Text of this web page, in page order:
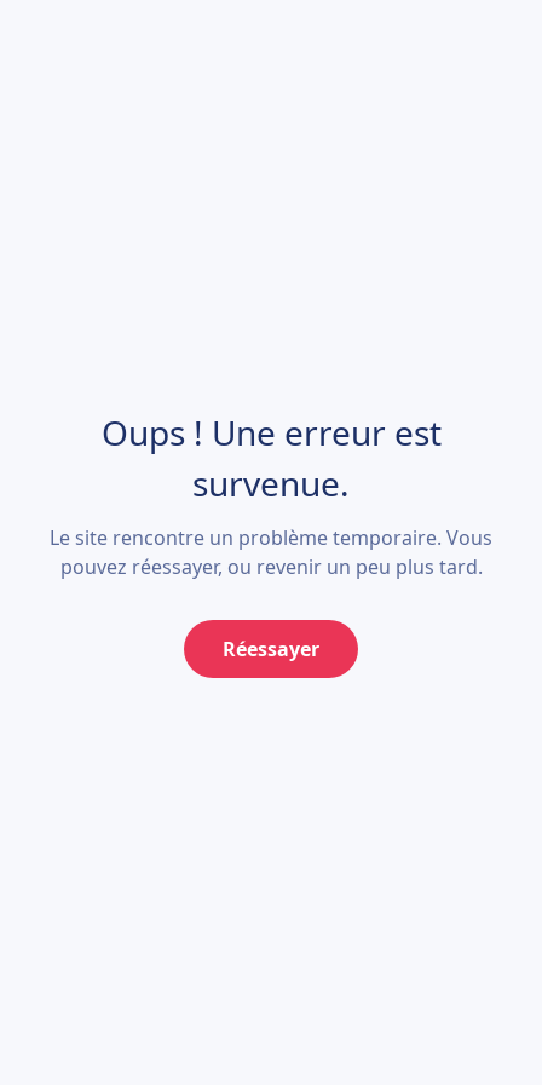
Oups ! Une erreur est
survenue.
Le site rencontre un problème temporaire. Vous
pouvez réessayer, ou revenir un peu plus tard.
Réessayer